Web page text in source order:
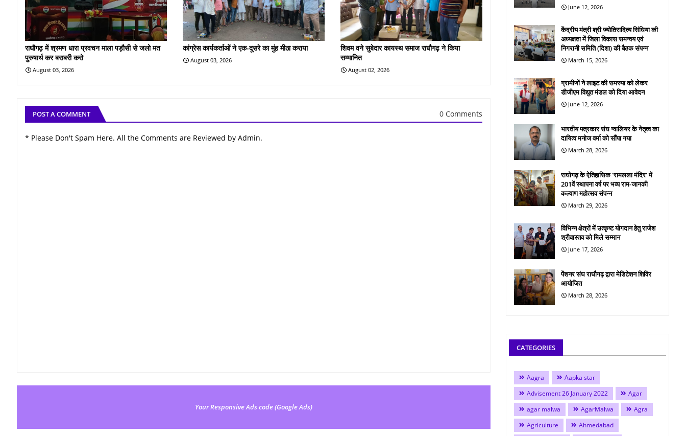
राघौगढ़ में श्रमण धारा प्रवचन माला पड़ौसी से जलो मत
पुरुषार्थ कर बराबरी करो
August 03, 2026
कांग्रेस कार्यकर्ताओं ने एक-दूसरे का मुंह मीठा कराया
August 03, 2026
शिवम वने सुबेदार कायस्थ समाज राघौगढ़ ने किया
सम्मानित
August 02, 2026
POST A COMMENT 0 Comments
* Please Don't Spam Here. All the Comments are Reviewed by Admin.
Your Responsive Ads code (Google Ads)
June 12, 2026
केंद्रीय मंत्री श्री ज्योतिरादित्य सिंधिया की
अध्यक्षता में जिला विकास समन्वय एवं
निगरानी समिति (दिशा) की बैठक संपन्न
March 15, 2026
ग्रामीणों ने लाइट की समस्या को लेकर
डीजीएम विद्युत मंडल को दिया आवेदन
June 12, 2026
भारतीय पत्रकार संघ ग्वालियर के नेतृत्व का
दायित्व मनोज वर्मा को सौंपा गया
March 28, 2026
राघोगढ़ के ऐतिहासिक 'रामलला मंदिर' में
201वें स्थापना वर्ष पर भव्य राम-जानकी
कल्याण महोत्सव संपन्न
March 29, 2026
विभिन्न क्षेत्रों में उत्कृष्ट योगदान हेतु राजेश
श्रीवास्तव को मिले सम्मान
June 17, 2026
पेंशनर संघ राघौगढ़ द्वारा मेडिटेशन शिविर
आयोजित
March 28, 2026
CATEGORIES
Aagra
Aapka star
Advisement 26 January 2022
Agar
agar malwa
AgarMalwa
Agra
Agriculture
Ahmedabad